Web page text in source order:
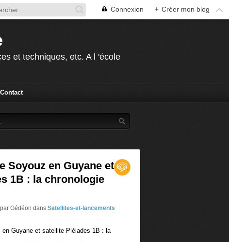
Connexion + Créer mon blog
et techniques, etc. A l 'école
Contact
Soyouz en Guyane et
1B : la chronologie
Gédéon dans Satellites-et-lancements